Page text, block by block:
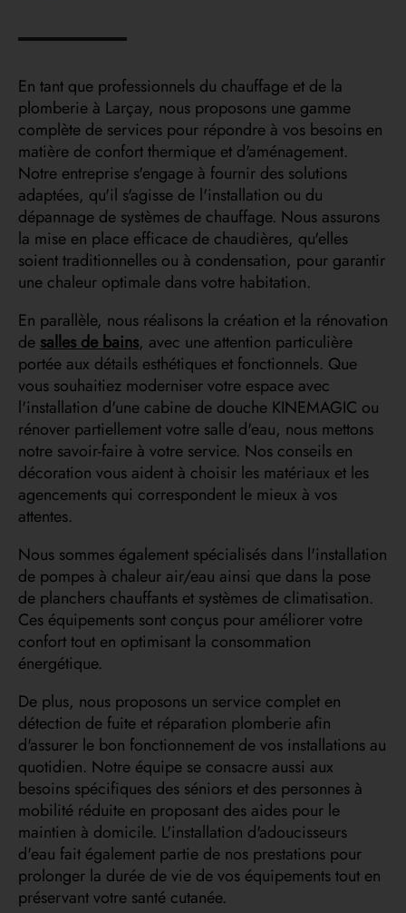
En tant que professionnels du chauffage et de la
plomberie à Larçay, nous proposons une gamme
complète de services pour répondre à vos besoins en
matière de confort thermique et d'aménagement.
Notre entreprise s'engage à fournir des solutions
adaptées, qu'il s'agisse de l'installation ou du
dépannage de systèmes de chauffage. Nous assurons
la mise en place efficace de chaudières, qu'elles
soient traditionnelles ou à condensation, pour garantir
une chaleur optimale dans votre habitation.
En parallèle, nous réalisons la création et la rénovation
de salles de bains, avec une attention particulière
portée aux détails esthétiques et fonctionnels. Que
vous souhaitiez moderniser votre espace avec
l'installation d'une cabine de douche KINEMAGIC ou
rénover partiellement votre salle d'eau, nous mettons
notre savoir-faire à votre service. Nos conseils en
décoration vous aident à choisir les matériaux et les
agencements qui correspondent le mieux à vos
attentes.
Nous sommes également spécialisés dans l'installation
de pompes à chaleur air/eau ainsi que dans la pose
de planchers chauffants et systèmes de climatisation.
Ces équipements sont conçus pour améliorer votre
confort tout en optimisant la consommation
énergétique.
De plus, nous proposons un service complet en
détection de fuite et réparation plomberie afin
d'assurer le bon fonctionnement de vos installations au
quotidien. Notre équipe se consacre aussi aux
besoins spécifiques des séniors et des personnes à
mobilité réduite en proposant des aides pour le
maintien à domicile. L'installation d'adoucisseurs
d'eau fait également partie de nos prestations pour
prolonger la durée de vie de vos équipements tout en
préservant votre santé cutanée.